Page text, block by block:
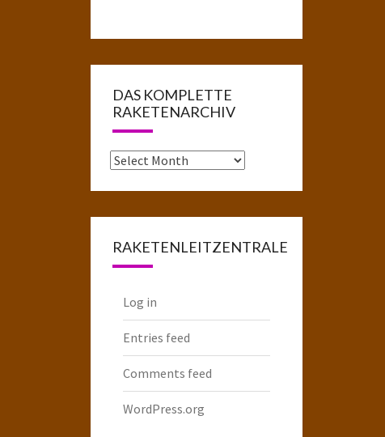
DAS KOMPLETTE
RAKETENARCHIV
Das
RAKETENLEITZENTRALE
Log in
Entries feed
Comments feed
WordPress.org